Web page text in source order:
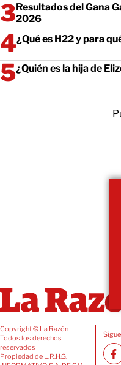
Resultados del Gana
2026
¿Qué es H22 y para
¿Quién es la hija de
Copyright © La Razón
Todos los derechos
reservados
Propiedad de L.R.H.G.